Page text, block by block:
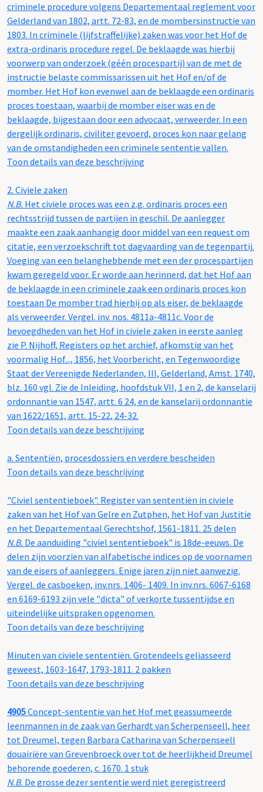
criminele procedure volgens Departementaal reglement voor
Gelderland van 1802, artt. 72-83, en de mombersinstructie van
1803. In criminele (lijfstraffelijke) zaken was voor het Hof de
extra-ordinaris procedure regel. De beklaagde was hierbij
voorwerp van onderzoek (géén procespartij) van de met de
instructie belaste commissarissen uit het Hof en/of de
momber. Het Hof kon evenwel aan de beklaagde een ordinaris
proces toestaan, waarbij de momber eiser was en de
beklaagde, bijgestaan door een advocaat, verweerder. In een
dergelijk ordinaris, civiliter gevoerd, proces kon naar gelang
van de omstandigheden een criminele sententie vallen.
Toon details van deze beschrijving
2. Civiele zaken
N.B. Het civiele proces was een z.g. ordinaris proces een
rechtsstrijd tussen de partijen in geschil. De aanlegger
maakte een zaak aanhangig door middel van een request om
citatie, een verzoekschrift tot dagvaarding van de tegenpartij.
Voeging van een belanghebbende met een der procespartijen
kwam geregeld voor. Er worde aan herinnerd, dat het Hof aan
de beklaagde in een criminele zaak een ordinaris proces kon
toestaan De momber trad hierbij op als eiser, de beklaagde
als verweerder. Vergel. inv. nos. 4811a-4811c. Voor de
bevoegdheden van het Hof in civiele zaken in eerste aanleg
zie P. Nijhoff, Registers op het archief, afkomstig van het
voormalig Hof..., 1856, het Voorbericht, en Tegenwoordige
Staat der Vereenigde Nederlanden, III, Gelderland, Amst. 1740,
blz. 160 vgl. Zie de Inleiding, hoofdstuk VII, 1 en 2, de kanselarij
ordonnantie van 1547, artt. 6 24, en de kanselarij ordonnantie
van 1622/1651, artt. 15-22, 24-32.
Toon details van deze beschrijving
a. Sententiën, procesdossiers en verdere bescheiden
Toon details van deze beschrijving
"Civiel sententieboek". Register van sententiën in civiele
zaken van het Hof van Gelre en Zutphen, het Hof van Justitie
en het Departementaal Gerechtshof, 1561-1811. 25 delen
N.B. De aanduiding "civiel sententieboek" is 18de-eeuws. De
delen zijn voorzien van alfabetische indices op de voornamen
van de eisers of aanleggers. Enige jaren zijn niet aanwezig.
Vergel. de casboeken, inv.nrs. 1406- 1409. In inv.nrs. 6067-6168
en 6169-6193 zijn vele "dicta" of verkorte tussentijdse en
uiteindelijke uitspraken opgenomen.
Toon details van deze beschrijving
Minuten van civiele sententiën. Grotendeels geliasseerd
geweest, 1603-1647, 1793-1811. 2 pakken
Toon details van deze beschrijving
4905Concept-sententie van het Hof met geassumeerde
leenmannen in de zaak van Gerhardt van Scherpenseell, heer
tot Dreumel, tegen Barbara Catharina van Scherpenseell
douairiëre van Grevenbroeck over tot de heerlijkheid Dreumel
behorende goederen, c. 1670. 1 stuk
N.B. De grosse dezer sententie werd niet geregistreerd